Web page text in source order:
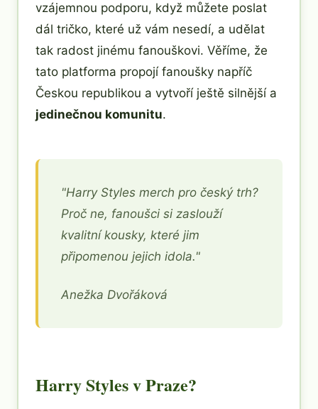
vzájemnou podporu, když můžete poslat
dál tričko, které už vám nesedí, a udělat
tak radost jinému fanouškovi. Věříme, že
tato platforma propojí fanoušky napříč
Českou republikou a vytvoří ještě silnější a
jedinečnou komunitu.
"Harry Styles merch pro český trh?
Proč ne, fanoušci si zaslouží
kvalitní kousky, které jim
připomenou jejich idola."
Anežka Dvořáková
Harry Styles v Praze?